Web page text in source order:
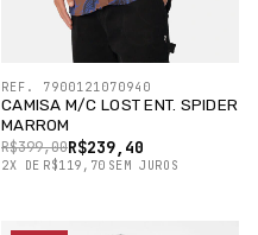
CAMISA M/C LOST ENT. SPIDER
MARROM
R$239,40
R$399,00
2X DE R$119,70 SEM JUROS
REF. 7900121070940